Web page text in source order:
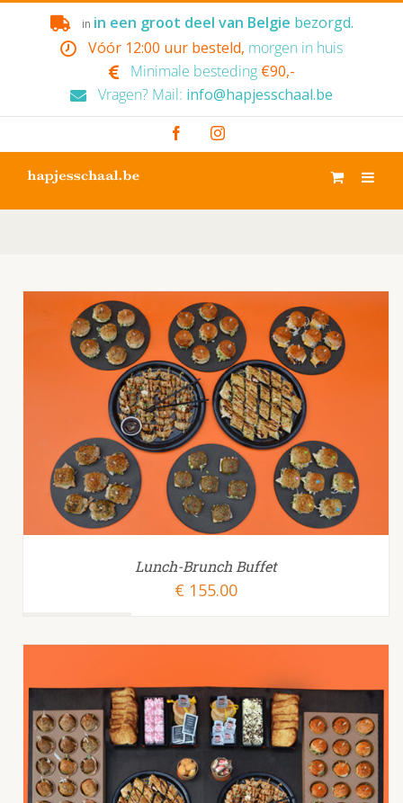
in in een groot deel van Belgie bezorgd.
Vóór 12:00 uur besteld, morgen in huis
Minimale besteding €90,-
Vragen? Mail: info@hapjesschaal.be
FacebookInstagram
TOEVOEGEN AAN WINKELWAGEN
Lunch-Brunch Buffet
€ 155.00
TOEVOEGEN AAN WINKELWAGEN /